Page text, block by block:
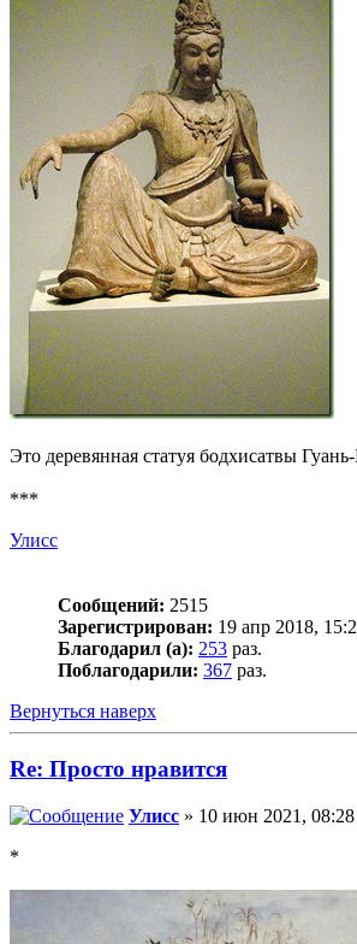
Это деревянная статуя бодхисатвы
***
Улисс
Сообщений: 2515
Зарегистрирован: 19 апр 2018,
Благодарил (а): 253 раз.
Поблагодарили: 367 раз.
Вернуться наверх
Re: Просто нравится
Улисс » 10 июн 2021, 08:28
*